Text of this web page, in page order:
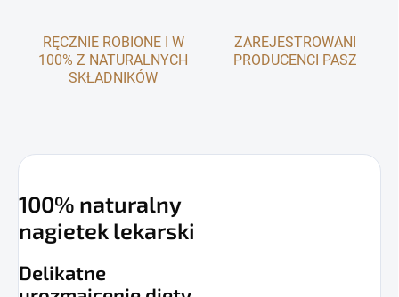
RĘCZNIE ROBIONE I W
100% Z NATURALNYCH
SKŁADNIKÓW
ZAREJESTROWANI
PRODUCENCI PASZ
100% naturalny
nagietek lekarski
Delikatne